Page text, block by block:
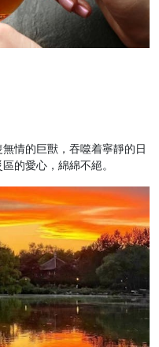
情的巨獸，吞噬着寧靜的日
的愛心，綿綿不絕。